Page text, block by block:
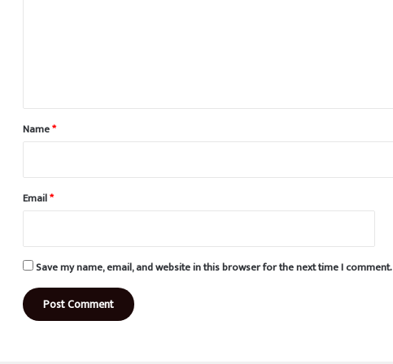
*
Name*
Email*
Save my name, email, and website in this browser for the next time I comment.